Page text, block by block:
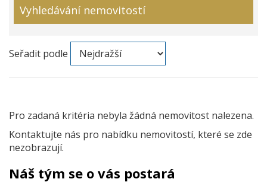
Vyhledávání nemovitostí
Seřadit podle
Pro zadaná kritéria nebyla žádná nemovitost nalezena.
Kontaktujte nás pro nabídku nemovitostí, které se zde
nezobrazují.
Náš tým se o vás postará